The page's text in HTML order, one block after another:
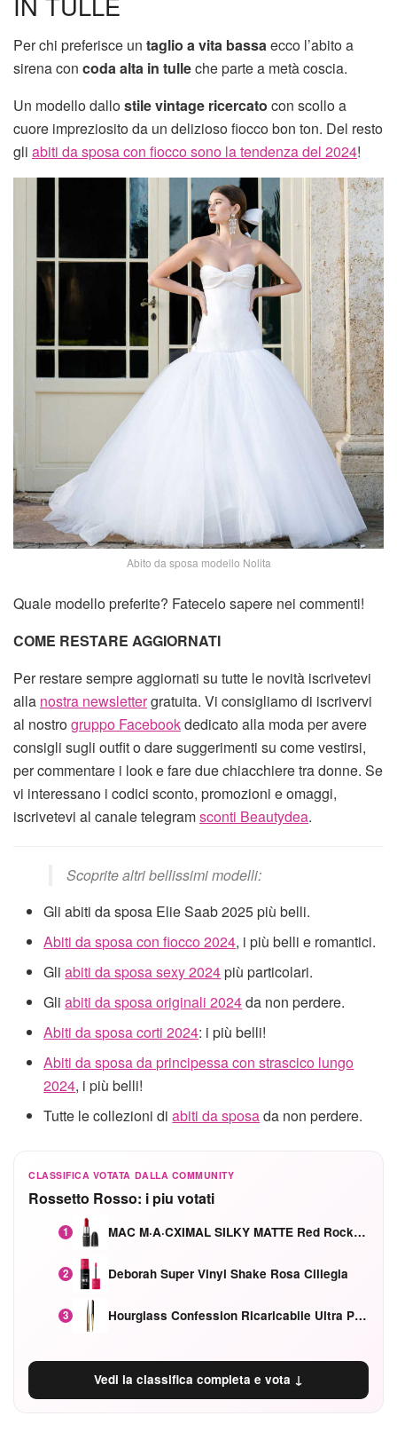
Per chi preferisce un taglio a vita bassaecco l’abito a
sirena con coda alta in tulleche parte a metà coscia.
Un modello dallostile vintage ricercato con scollo a
cuore impreziosito da un delizioso fiocco bon ton. Del resto
gli abiti da sposa con fiocco sono la tendenza del 2024!
Abito da sposa modello Nolita
Quale modello preferite? Fatecelo sapere nei commenti!
COME RESTARE AGGIORNATI
Per restare sempre aggiornati su tutte le novità iscrivetevi
alla nostra newslettergratuita. Vi consigliamo di iscrivervi
al nostrogruppo Facebookdedicato alla moda per avere
consigli sugli outfit o dare suggerimenti su come vestirsi,
per commentare i look e fare due chiacchiere tra donne. Se
vi interessano i codici sconto, promozioni e omaggi,
iscrivetevi al canale telegramsconti Beautydea.
Scoprite altri bellissimi modelli:
Gli abiti da sposa Elie Saab 2025 più belli.
Abiti da sposa con fiocco 2024, i più belli e romantici.
Gliabiti da sposa sexy 2024più particolari.
Gliabiti da sposa originali 2024da non perdere.
Abiti da sposa corti 2024: i più belli!
Abiti da sposa da principessa con strascico lungo
2024, i più belli!
Tutte le collezioni diabiti da sposada non perdere.
CLASSIFICA VOTATA DALLA COMMUNITY
Rossetto Rosso: i piu votati
1 MAC M·A·CXIMAL SILKY MATTE Red Rock mat
2 Deborah Super Vinyl Shake Rosa Ciliegia
3 Hourglass Confession Ricaricabile Ultra Preciso Ad Alta Intensità Secretly Classic Red
Vedi la classifica completa e vota ↓